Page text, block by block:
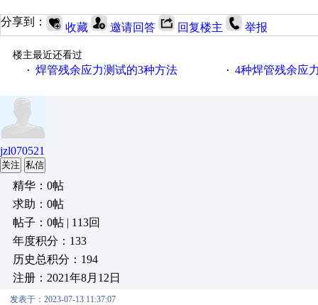
分享到： 收藏 邀请回答 回复楼主 举报
楼主最近还看过
· 焊管残余应力测试的3种方法 · 4种焊管残余应
jzl070521
关注 私信
精华：0帖
求助：0帖
帖子：0帖 | 113回
年度积分：133
历史总积分：194
注册：2021年8月12日
发表于：2023-07-13 11:37:07